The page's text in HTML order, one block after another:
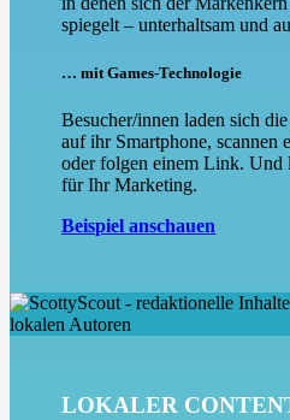
spiegelt – unterhaltsam und
… mit Games-Technologie
Besucher/innen laden sich
auf ihr Smartphone, scannen
oder folgen einem Link. Und
für Ihr Marketing.
Beispiel anschauen
LOKALER